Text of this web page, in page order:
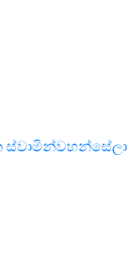
ස්වාමින්වහන්සේලා